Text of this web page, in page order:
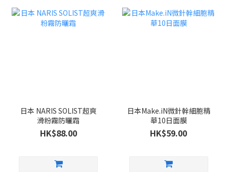
日本 NARIS SOLIST超爽
滑粉霧防曬霜
HK$88.00
日本Make.iN微針幹細胞精
華10日面膜
HK$59.00